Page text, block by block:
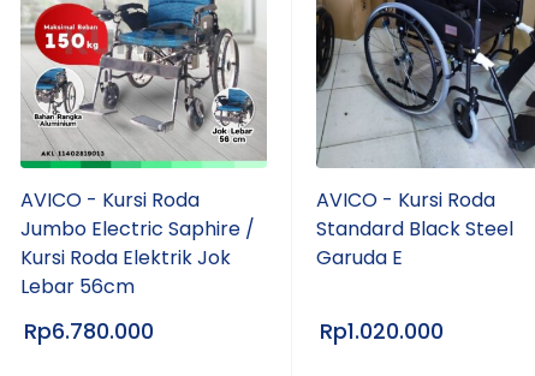
AVICO - Kursi Roda
Jumbo Electric Saphire /
Kursi Roda Elektrik Jok
Lebar 56cm
Rp6.780.000
AVICO - Kursi Roda
Standard Black Steel
Garuda E
Rp1.020.000